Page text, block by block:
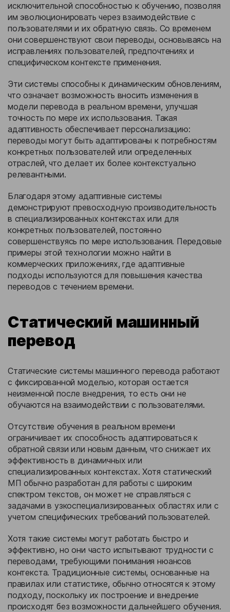
исключительной способностью к обучению, позволяя
им эволюционировать через взаимодействие с
пользователями и их обратную связь. Со временем
они совершенствуют свои переводы, основываясь на
исправлениях пользователей, предпочтениях и
специфическом контексте применения.
Эти системы способны к динамическим обновлениям,
что означает возможность вносить изменения в
модели перевода в реальном времени, улучшая
точность по мере их использования. Такая
адаптивность обеспечивает персонализацию:
переводы могут быть адаптированы к потребностям
конкретных пользователей или определенных
отраслей, что делает их более контекстуально
релевантными.
Благодаря этому адаптивные системы
демонстрируют превосходную производительность
в специализированных контекстах или для
конкретных пользователей, постоянно
совершенствуясь по мере использования. Передовые
примеры этой технологии можно найти в
коммерческих приложениях, где адаптивные
подходы используются для повышения качества
переводов с течением времени.
Статический машинный
перевод
Статические системы машинного перевода работают
с фиксированной моделью, которая остается
неизменной после внедрения, то есть они не
обучаются на взаимодействии с пользователями.
Отсутствие обучения в реальном времени
ограничивает их способность адаптироваться к
обратной связи или новым данным, что снижает их
эффективность в динамичных или
специализированных контекстах. Хотя статический
МП обычно разработан для работы с широким
спектром текстов, он может не справляться с
задачами в узкоспециализированных областях или с
учетом специфических требований пользователей.
Хотя такие системы могут работать быстро и
эффективно, но они часто испытывают трудности с
переводами, требующими понимания нюансов
контекста. Традиционные системы, основанные на
правилах или статистике, обычно относятся к этому
подходу, поскольку их построение и внедрение
происходят без возможности дальнейшего обучения.